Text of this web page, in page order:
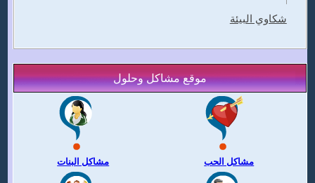
شكاوي البيئة
موقع مشاكل وحلول
مشاكل البنات مشاكل الحب